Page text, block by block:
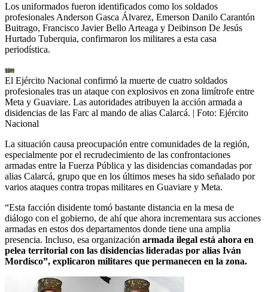
Los uniformados fueron identificados como los soldados
profesionales Anderson Gasca Álvarez, Emerson Danilo Carantón
Buitrago, Francisco Javier Bello Arteaga y Deibinson De Jesús
Hurtado Tuberquia, confirmaron los militares a esta casa
periodística.
El Ejército Nacional confirmó la muerte de cuatro soldados
profesionales tras un ataque con explosivos en zona limítrofe entre
Meta y Guaviare. Las autoridades atribuyen la acción armada a
disidencias de las Farc al mando de alias Calarcá. | Foto: Ejército
Nacional
La situación causa preocupación entre comunidades de la región,
especialmente por el recrudecimiento de las confrontaciones
armadas entre la Fuerza Pública y las disidencias comandadas por
alias Calarcá, grupo que en los últimos meses ha sido señalado por
varios ataques contra tropas militares en Guaviare y Meta.
“Esta facción disidente tomó bastante distancia en la mesa de
diálogo con el gobierno, de ahí que ahora incrementara sus acciones
armadas en estos dos departamentos donde tiene una amplia
presencia. Incluso, esa organización armada ilegal está ahora en
pelea territorial con las disidencias lideradas por alias Iván
Mordisco”, explicaron militares que permanecen en la zona.